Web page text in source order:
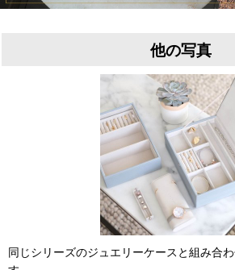
他の写真
同じシリーズのジュエリーケースと組み合